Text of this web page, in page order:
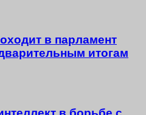
в парламент
итогам